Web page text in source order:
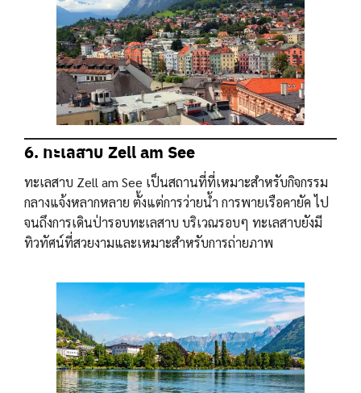
6. ทะเลสาบ Zell am See
ทะเลสาบ Zell am See เป็นสถานที่ที่เหมาะสำหรับกิจกรรม
กลางแจ้งหลากหลาย ตั้งแต่การว่ายน้ำ การพายเรือคายัค ไป
จนถึงการเดินป่ารอบทะเลสาบ บริเวณรอบๆ ทะเลสาบยังมี
ทิวทัศน์ที่สวยงามและเหมาะสำหรับการถ่ายภาพ